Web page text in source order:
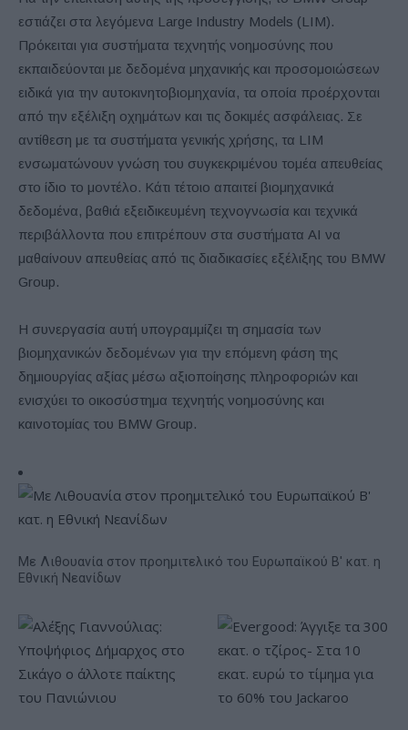
εστιάζει στα λεγόμενα Large Industry Models (LIM).
Πρόκειται για συστήματα τεχνητής νοημοσύνης που
εκπαιδεύονται με δεδομένα μηχανικής και προσομοιώσεων
ειδικά για την αυτοκινητοβιομηχανία, τα οποία προέρχονται
από την εξέλιξη οχημάτων και τις δοκιμές ασφάλειας. Σε
αντίθεση με τα συστήματα γενικής χρήσης, τα LIM
ενσωματώνουν γνώση του συγκεκριμένου τομέα απευθείας
στο ίδιο το μοντέλο. Κάτι τέτοιο απαιτεί βιομηχανικά
δεδομένα, βαθιά εξειδικευμένη τεχνογνωσία και τεχνικά
περιβάλλοντα που επιτρέπουν στα συστήματα AI να
μαθαίνουν απευθείας από τις διαδικασίες εξέλιξης του BMW
Group.
Η συνεργασία αυτή υπογραμμίζει τη σημασία των
βιομηχανικών δεδομένων για την επόμενη φάση της
δημιουργίας αξίας μέσω αξιοποίησης πληροφοριών και
ενισχύει το οικοσύστημα τεχνητής νοημοσύνης και
καινοτομίας του BMW Group.
Με Λιθουανία στον προημιτελικό του Ευρωπαϊκού Β' κατ. η
Εθνική Νεανίδων